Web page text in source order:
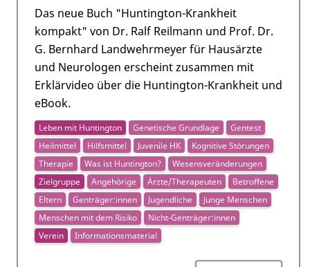
Das neue Buch "Huntington-Krankheit
kompakt" von Dr. Ralf Reilmann und Prof. Dr.
G. Bernhard Landwehrmeyer für Hausärzte
und Neurologen erscheint zusammen mit
Erklärvideo über die Huntington-Krankheit und
eBook.
Leben mit Huntington Genetische Grundlage
Gentest
Heilmittel
Hilfsmittel Juvenile HK
Kognitive Störungen
Therapie
Was ist Huntington?
Wesensveränderungen
Zielgruppe
Angehörige Ärzte/Therapeuten
Betroffene
Eltern
Genträger:innen Jugendliche
Junge Menschen
Menschen mit dem Risiko
Nicht-Genträger:innen
Verein
Informationsmaterial